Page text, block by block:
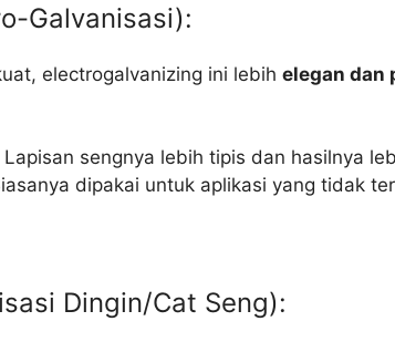
Galvanisasi):
electrogalvanizing ini lebih elegan dan
sengnya lebih tipis dan hasilnya
dipakai untuk aplikasi yang tidak
Dingin/Cat Seng):